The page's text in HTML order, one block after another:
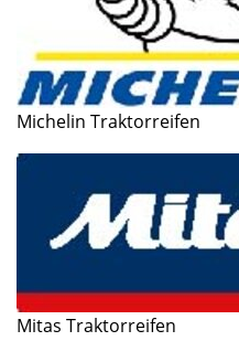
Michelin Traktorreifen
Mitas Traktorreifen